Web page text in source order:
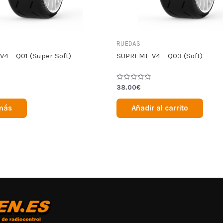
– Q01 (Super Soft)
RUEDAS
SUPREME V4 – Q03 (Soft)
Valorado
0
de
38.00€
Añadir al carrito